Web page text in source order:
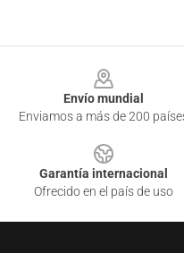
Envío mundial
Enviamos a más de 200
Garantía internacional
Ofrecido en el país de uso